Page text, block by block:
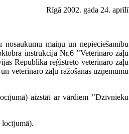
Rīgā 2002. gada 24. aprīlī
maiņu un nepieciešamību
instrukcijā Nr.6 "Veterināro zāļu
Republikā reģistrēto veterināro zāļu
veterināro zāļu ražošanas uzņēmumu
aizstāt ar vārdiem "Dzīvnieku
locījumā).